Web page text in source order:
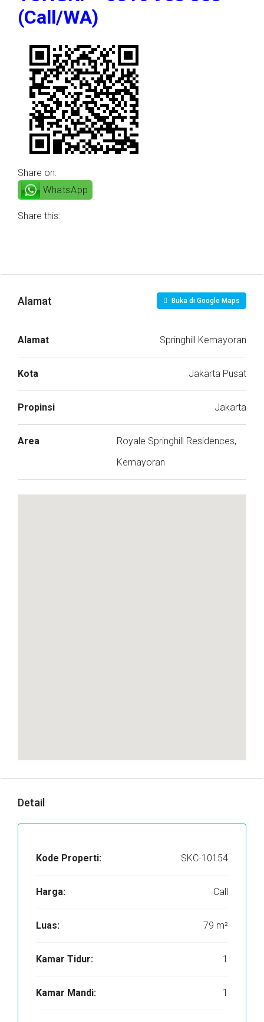
(Call/WA)
Share on:
WhatsApp
Share this:
Alamat Buka di Google Maps
Alamat Springhill Kemayoran
Kota Jakarta Pusat
Propinsi Jakarta
Area
Royale Springhill Residences,
Kemayoran
Detail
Kode Properti: SKC-10154
Harga: Call
Luas: 79 m²
Kamar Tidur: 1
Kamar Mandi: 1